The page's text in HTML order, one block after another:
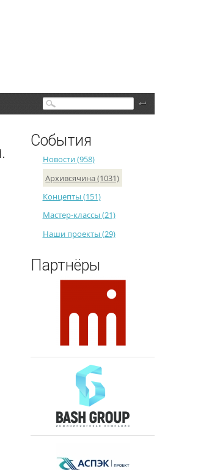
Поиск
События
Новости (958)
Архивсячина (1031)
Концепты (151)
Мастер-классы (21)
Наши проекты (29)
Партнёры